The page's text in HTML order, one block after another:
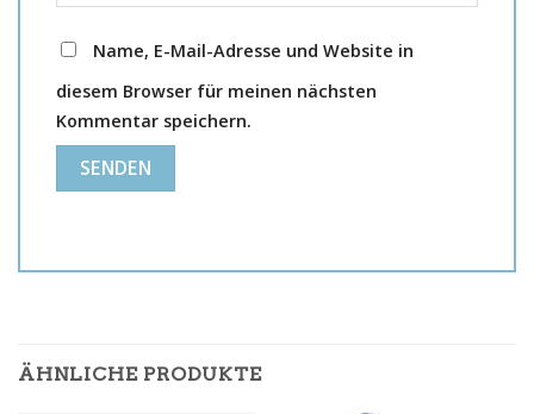
Name, E-Mail-Adresse und Website in
diesem Browser für meinen nächsten
Kommentar speichern.
ÄHNLICHE PRODUKTE